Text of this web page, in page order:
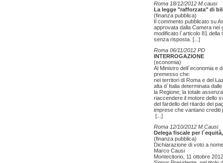
Roma 18/12/2012 M.causi
La legge "rafforzata" di
(finanza pubblica)
Il commento pubblicato su
approvata dalla Camera nei
modificato l´articolo 81
senza risposta. [...]
Roma 06/11/2012 PD
INTERROGAZIONE
(economia)
Al Ministro dell´economia e
premesso che:
nei territori di Roma e del
alta d´Italia determinata
la Regione; la totale
riaccendere il motore dello
del fardello del ritardo dei
imprese che vantano crediti
[...]
Roma 12/10/2012 M.Causi
Delega fiscale per
(finanza pubblica)
Dichiarazione di voto a
Marco Causi
Montecitorio, 11 ottobre 2012